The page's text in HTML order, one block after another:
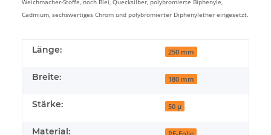
Cadmium, sechswertiges Chrom und polybromierter Diphenylether eingesetzt.
Länge: 250 mm
Breite: 180 mm
Stärke: 50 µ
Material: